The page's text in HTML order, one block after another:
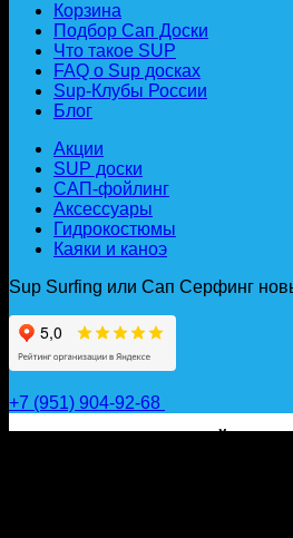
Корзина
Подбор Сап Доски
Что такое SUP
FAQ о Sup досках
Sup-Клубы России
Блог
Акции
SUP доски
САП-фойлинг
Аксессуары
Гидрокостюмы
Каяки и каноэ
Sup Surfing или Сап Серфинг
+7 (951) 904-92-68